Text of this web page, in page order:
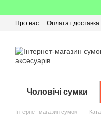
Про нас Оплата і доставка
Чоловічі сумки
Інтернет магазин сумок